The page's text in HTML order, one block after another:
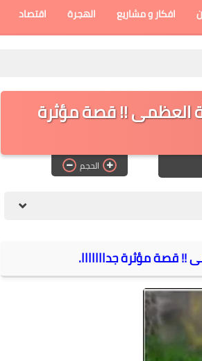
افكار و مشاريع الهجرة اقتصاد
العظمى !! قصة مؤثرة
الحجم
!! قصة مؤثرة جدااااااا.